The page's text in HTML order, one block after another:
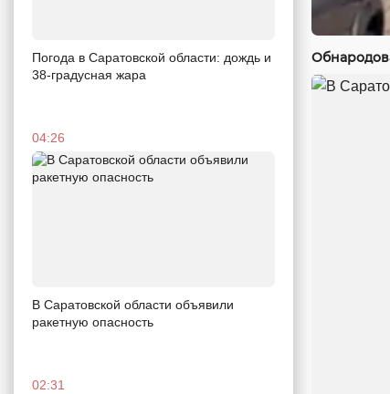
Погода в Саратовской области: дождь и
38-градусная жара
04:26
В Саратовской области объявили
ракетную опасность
02:31